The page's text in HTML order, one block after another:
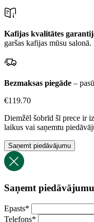
Kafijas kvalitātes
garšas kafijas mūsu salonā.
Bezmaksas piegāde –
€119.70
Diemžēl šobrīd šī prece ir
laikus vai saņemtu
Saņemt piedāvājumu
Saņemt piedāvājumu
Epasts*
Telefons*